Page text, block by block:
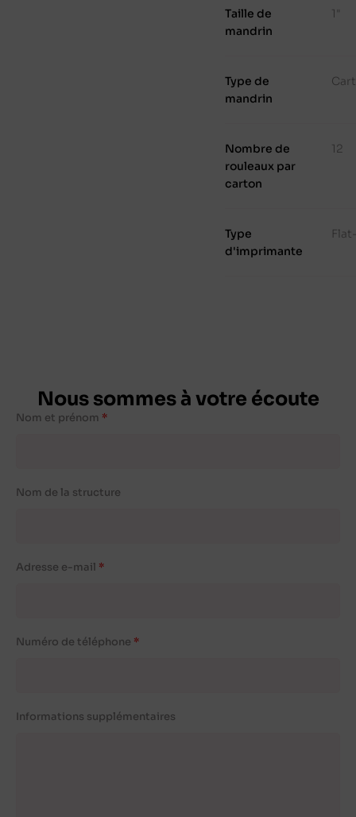
Taille de
mandrin
1"
Type de
mandrin
Nombre de
rouleaux par
carton
12
Type
d'imprimante
Nous sommes à votre écoute
Nom et prénom
Nom de la structure
Adresse e-mail
Numéro de téléphone
Informations supplémentaires